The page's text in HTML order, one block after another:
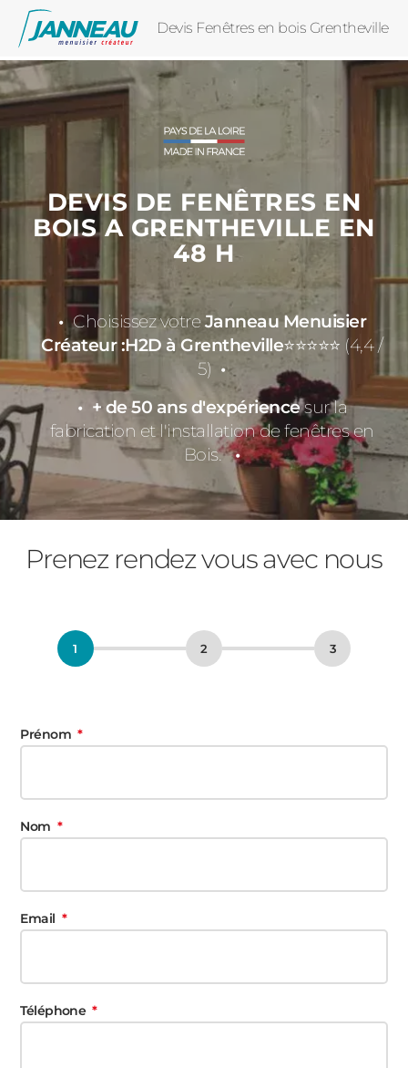
Devis Fenêtres en bois Grentheville
DEVIS DE FENÊTRES EN
BOIS A GRENTHEVILLE EN
48 H
Choisissez votreJanneau Menuisier
Créateur :H2D à Grentheville⭐⭐⭐⭐⭐ (4,4 /
5)
+ de 50 ans d'expériencesur la
fabrication et l'installation de fenêtres en
Bois.
Prenez rendez vous avec nous
Prénom
Nom
Email
Téléphone